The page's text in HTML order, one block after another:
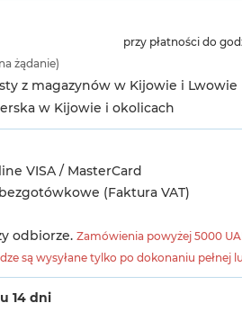
żądanie)
przy płatności do
z magazynów w Kijowie i Lwowie
w Kijowie i okolicach
VISA / MasterCard
(Faktura VAT)
odbiorze. Zamówienia powyżej 5000
są wysyłane tylko po dokonaniu pełnej
14 dni